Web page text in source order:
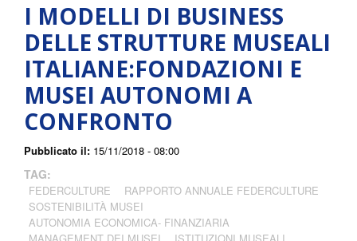
I MODELLI DI BUSINESS
DELLE STRUTTURE MUSEALI
ITALIANE:FONDAZIONI E
MUSEI AUTONOMI A
CONFRONTO
Pubblicato il: 15/11/2018 - 08:00
TAG:
FEDERCULTURE
RAPPORTO ANNUALE FEDERCULTURE
SOSTENIBILITÀ MUSEI
AUTONOMIA ECONOMICA- FINANZIARIA